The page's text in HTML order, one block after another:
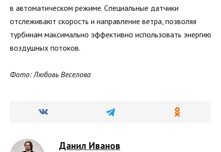
в автоматическом режиме. Специальные датчики
отслеживают скорость и направление ветра, позволяя
турбинам максимально эффективно использовать энергию
воздушных потоков.
Фото: Любовь Веселова
Данил Иванов